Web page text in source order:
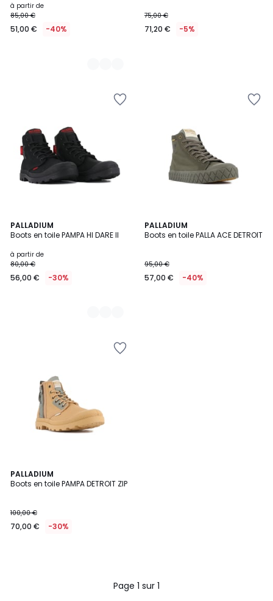
Prix
à
partir
40%
de
réduction
appliquée.
à partir de
85,00 €
51,00 € -40%
75,00 €
71,20 € -5%
PALLADIUM
Boots en toile PAMPA HI DARE II
à partir de
80,00 €
56,00 € -30%
4
Couleurs
PALLADIUM
Boots en toile PALLA ACE DETROIT
95,00 €
57,00 € -40%
PALLADIUM
Boots en toile PAMPA DETROIT ZIP
100,00 €
70,00 € -30%
Page 1 sur 1